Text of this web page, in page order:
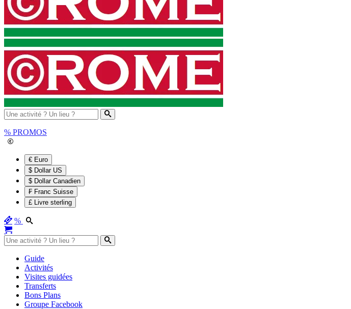
% PROMOS
€ Euro
$ Dollar US
$ Dollar Canadien
₣ Franc Suisse
£ Livre sterling
%
Guide
Activités
Visites guidées
Transferts
Bons Plans
Groupe Facebook